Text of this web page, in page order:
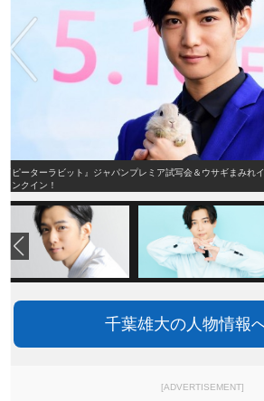
『ピーターラビット』ジャパンプレミア試写会＆ウサギまみ
ランクイン！
千葉雄大の人物情報
[ADVERTISEMENT]